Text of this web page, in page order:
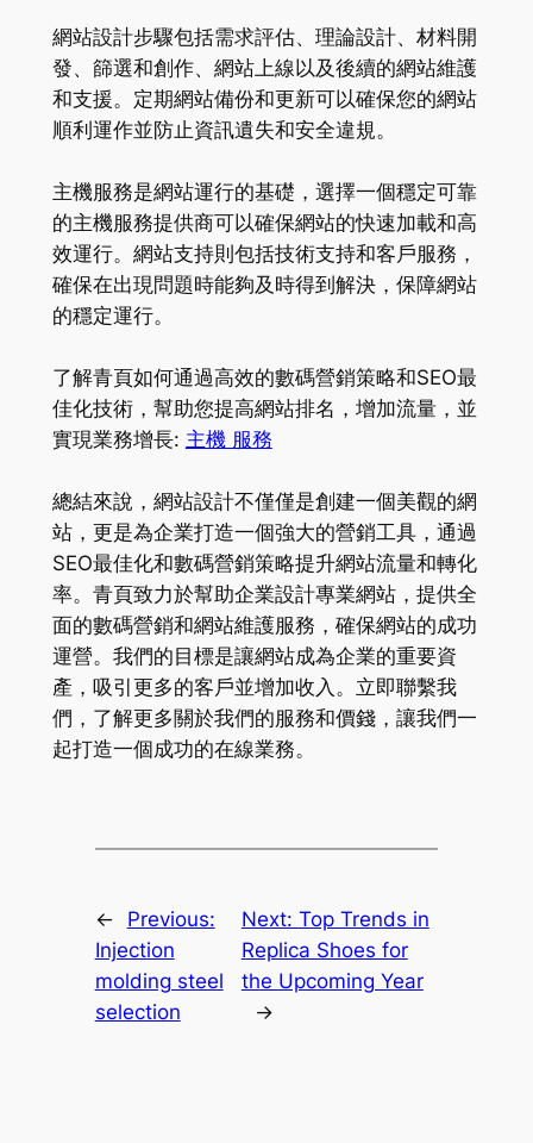
網站設計步驟包括需求評估、理論設計、材料開
發、篩選和創作、網站上線以及後續的網站維護
和支援。定期網站備份和更新可以確保您的網站
順利運作並防止資訊遺失和安全違規。
主機服務是網站運行的基礎，選擇一個穩定可靠
的主機服務提供商可以確保網站的快速加載和高
效運行。網站支持則包括技術支持和客戶服務，
確保在出現問題時能夠及時得到解決，保障網站
的穩定運行。
了解青頁如何通過高效的數碼營銷策略和SEO最
佳化技術，幫助您提高網站排名，增加流量，並
實現業務增長: 主機 服務
總結來說，網站設計不僅僅是創建一個美觀的網
站，更是為企業打造一個強大的營銷工具，通過
SEO最佳化和數碼營銷策略提升網站流量和轉化
率。青頁致力於幫助企業設計專業網站，提供全
面的數碼營銷和網站維護服務，確保網站的成功
運營。我們的目標是讓網站成為企業的重要資
產，吸引更多的客戶並增加收入。立即聯繫我
們，了解更多關於我們的服務和價錢，讓我們一
起打造一個成功的在線業務。
←
Previous:
Injection
molding steel
selection
Next: Top Trends in
Replica Shoes for
the Upcoming Year
→